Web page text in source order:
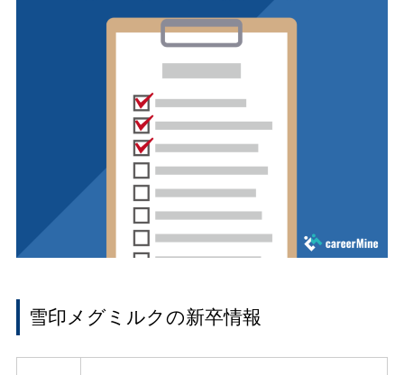
雪印メグミルクの新卒情報